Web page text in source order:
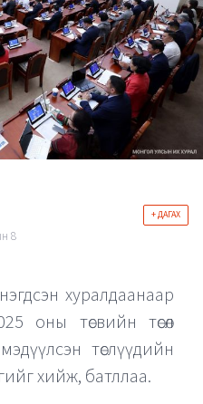
+ ДАГАХ
8
хуралдаанаар
оны төсвийн төсөл
төслүүдийн
хийж, батллаа.